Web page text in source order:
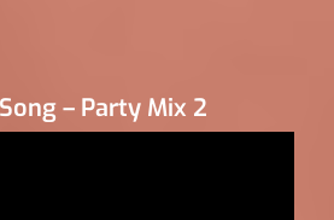
– Party Mix 2